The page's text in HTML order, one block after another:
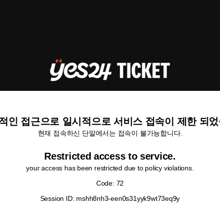
인 접근으로 일시적으로 서비스 접속이 제한 되
현재 접속하신 단말에서는 접속이 불가능합니다.
Restricted access to service.
your access has been restricted due to policy violations.
Code: 72
Session ID: mshh8nh3-een0s31yyk9wt73eq9y